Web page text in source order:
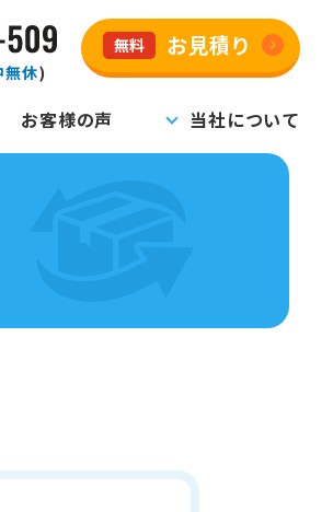
無休)
無料 お見積り
お客様の声 当社について